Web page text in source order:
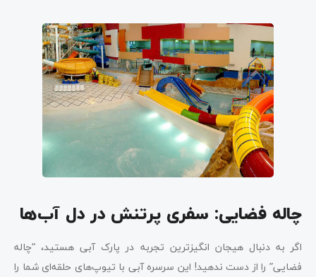
چاله فضایی: سفری پرتنش در دل آب‌ها
اگر به دنبال هیجان انگیزترین تجربه در پارک آبی هستید، “چاله
فضایی” را از دست ندهید! این سرسره آبی با تیوپ‌های حلقه‌ای شما را